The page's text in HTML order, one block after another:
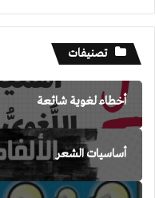
تصنيفات
أخطاء لغوية شائعة
أساسيات الشعر